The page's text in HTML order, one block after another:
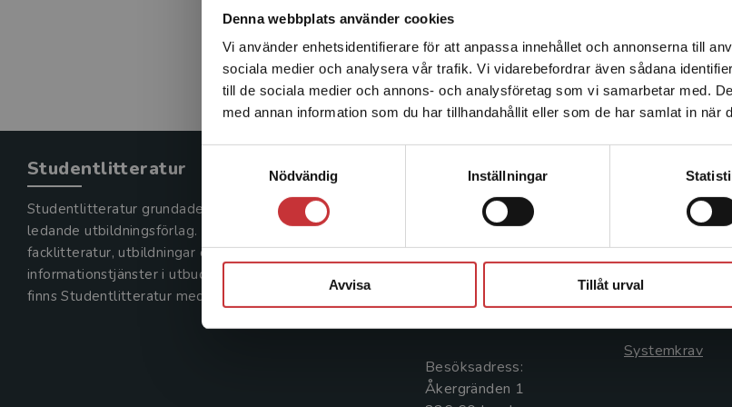
Denna webbplats använder cookies
Vi använder enhetsidentifierare för att anpassa innehållet och annonserna till
sociala medier och analysera vår trafik. Vi vidarebefordrar även sådana
till de sociala medier och annons- och analysföretag som vi samarbetar med.
med annan information som du har tillhandahållit eller som de har samlat in när
Nödvändig
Inställningar
Avvisa Tillåt urval
Det verkar som att du besöker
enhet utanför Sverige. Vi erbjuder inte
Sverige. För att kunna slutföra ett köp måste
leveransadressen vara i Sverige.Läs mer
Studentlitteratur
Studentlitteratur grundades 1963 och är idag Sveriges
ledande utbildningsförlag. Med läromedel, kurslitteratur,
facklitteratur, utbildningar och digitala
informationstjänster i utbudet,
finns Studentlitteratur med längs hela kunskapsresan.
Kontakta oss
Kontakta oss
046-31 20 00
Box 141
221 00 Lund
Besöksadress:
Åkergränden 1
Kontakta
046-31 21 00
Frågor och svar
Systemkrav